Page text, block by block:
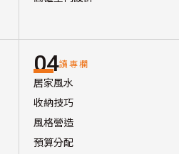
04讀專欄
居家風水
收納技巧
風格營造
預算分配